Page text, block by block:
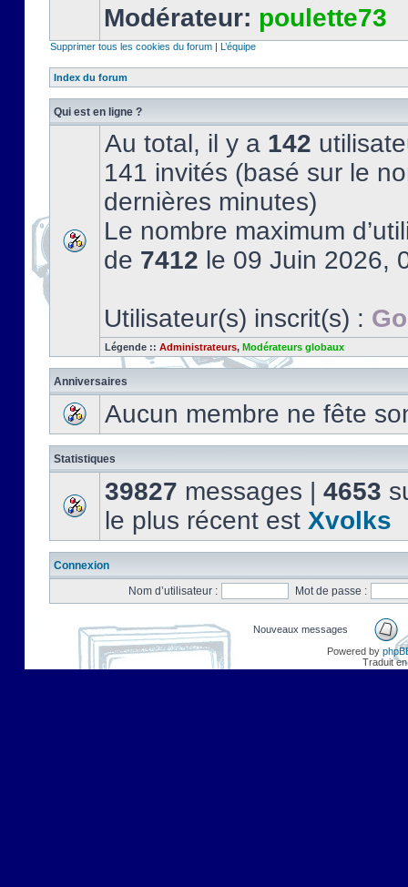
Modérateur: poulette73
Supprimer tous les cookies du forum | L’équipe
Index du forum
Qui est en ligne ?
Au total, il y a 142
141 invités (basé sur le
dernières minutes)
Le nombre maximum
de 7412 le 09 Juin 2026,
Utilisateur(s) inscrit(s) :
Légende :: Administrateurs, Modérateurs globaux
Anniversaires
Aucun membre ne fête
Statistiques
39827 messages | 4653
le plus récent est Xvolks
Connexion
Nom d’utilisateur :
Mot de passe :
Nouveaux messages
Powered by
Traduit